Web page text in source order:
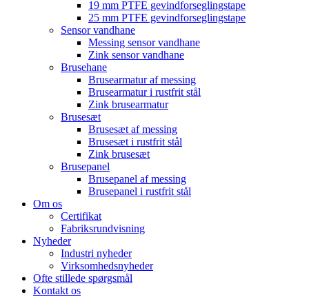
19 mm PTFE gevindforseglingstape
25 mm PTFE gevindforseglingstape
Sensor vandhane
Messing sensor vandhane
Zink sensor vandhane
Brusehane
Brusearmatur af messing
Brusearmatur i rustfrit stål
Zink brusearmatur
Brusesæt
Brusesæt af messing
Brusesæt i rustfrit stål
Zink brusesæt
Brusepanel
Brusepanel af messing
Brusepanel i rustfrit stål
Om os
Certifikat
Fabriksrundvisning
Nyheder
Industri nyheder
Virksomhedsnyheder
Ofte stillede spørgsmål
Kontakt os